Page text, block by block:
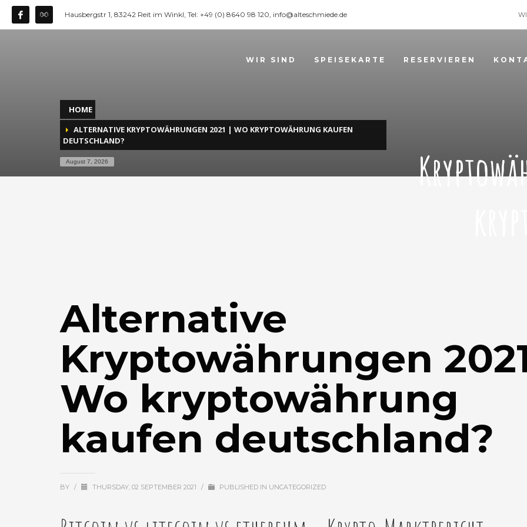
Hausbergstr 1, 83242 Reit im Winkl, Tel: +49 (0) 8640 98 120, info@alteschmiede.de
WIR SIND SPEISEKARTE RESERVIEREN
HOME
ALTERNATIVE KRYPTOWÄHRUNGEN 2021 | WO KRYPTOWÄHRUNG KAUFEN
DEUTSCHLAND?
August 7, 2026
Alternative
Kryptowährungen
Wo kryptowährung
kaufen deutschland?
BY / THURSDAY, 02 SEPTEMBER 2021 / PUBLISHED IN UNCATEGORIZED